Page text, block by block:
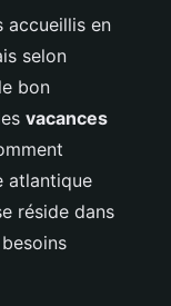
accueillis en
selon
bon
vacances
atlantique
réside dans